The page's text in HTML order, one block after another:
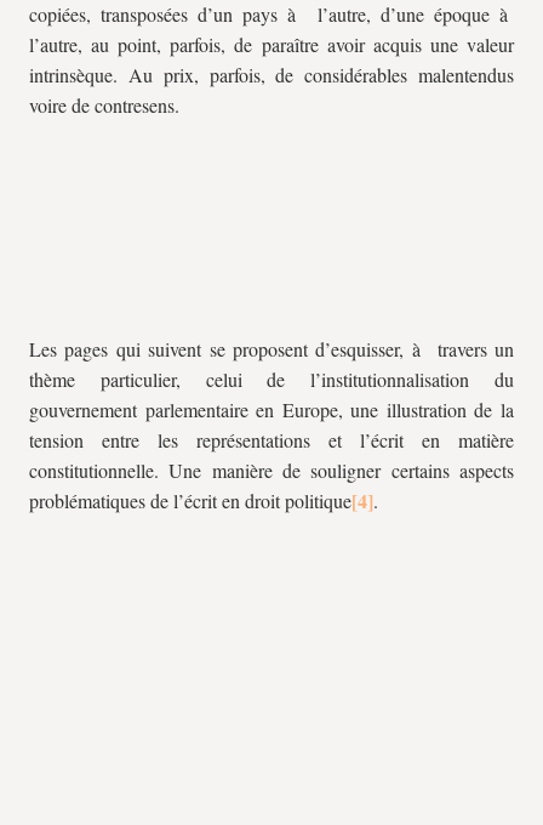
copiées, transposées d’un pays à l’autre, d’une époque à
l’autre, au point, parfois, de paraître avoir acquis une valeur
intrinsèque. Au prix, parfois, de considérables malentendus
voire de contresens.
Les pages qui suivent se proposent d’esquisser, à travers un
thème particulier, celui de l’institutionnalisation du
gouvernement parlementaire en Europe, une illustration de la
tension entre les représentations et l’écrit en matière
constitutionnelle. Une manière de souligner certains aspects
problématiques de l’écrit en droit politique
.